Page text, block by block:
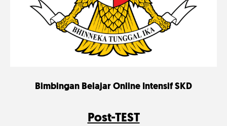
Bimbingan Belajar Online Intensif SKD
Post-TEST